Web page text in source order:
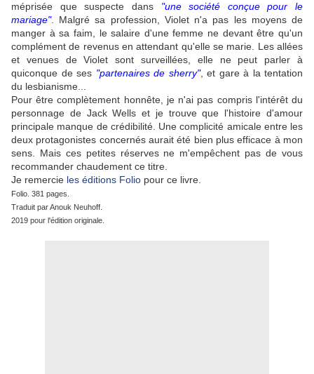
méprisée que suspecte dans "une société conçue pour le
mariage". Malgré sa profession, Violet n'a pas les moyens de
manger à sa faim, le salaire d'une femme ne devant être qu'un
complément de revenus en attendant qu'elle se marie. Les allées
et venues de Violet sont surveillées, elle ne peut parler à
quiconque de ses "partenaires de sherry", et gare à la tentation
du lesbianisme...
Pour être complètement honnête, je n'ai pas compris l'intérêt du
personnage de Jack Wells et je trouve que l'histoire d'amour
principale manque de crédibilité. Une complicité amicale entre les
deux protagonistes concernés aurait été bien plus efficace à mon
sens. Mais ces petites réserves ne m'empêchent pas de vous
recommander chaudement ce titre.
Je remercie les éditions Folio pour ce livre.
Folio. 381 pages.
Traduit par Anouk Neuhoff.
2019 pour l'édition originale.